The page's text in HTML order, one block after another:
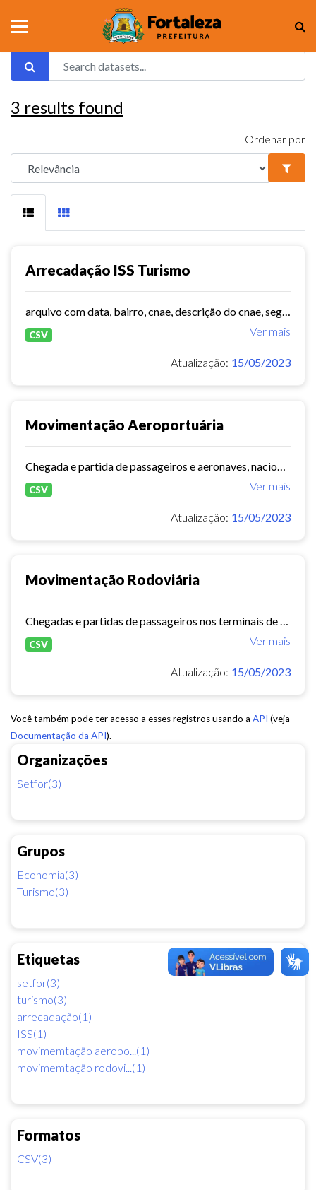
Organizações
Setfor(3)
Grupos
Economia(3)
Turismo(3)
Etiquetas
setfor(3)
turismo(3)
arrecadação(1)
ISS(1)
movimemtação aeropo...(1)
movimemtação rodovi...(1)
Formatos
CSV(3)
3 results found
Ordenar por
Arrecadação ISS Turismo
Ver mais
CSV
Atualização: 15/05/2023
Movimentação Aeroportuária
Ver mais
CSV
Atualização: 15/05/2023
Movimentação Rodoviária
Ver mais
CSV
Atualização: 15/05/2023
Você também pode ter acesso a esses registros usando a API (veja
Documentação da API).